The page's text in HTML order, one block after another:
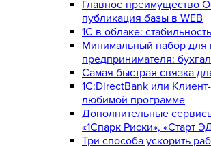
Главное преимущество
публикация базы в WEB
1С в облаке:
Минимальный набор
предпринимателя:
Самая быстрая связка
1С:DirectBank или
любимой программе
Дополнительные
«1Спарк Риски», «Старт
Три способа ускорить